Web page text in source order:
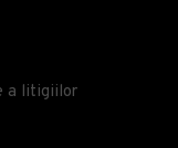
a litigiilor